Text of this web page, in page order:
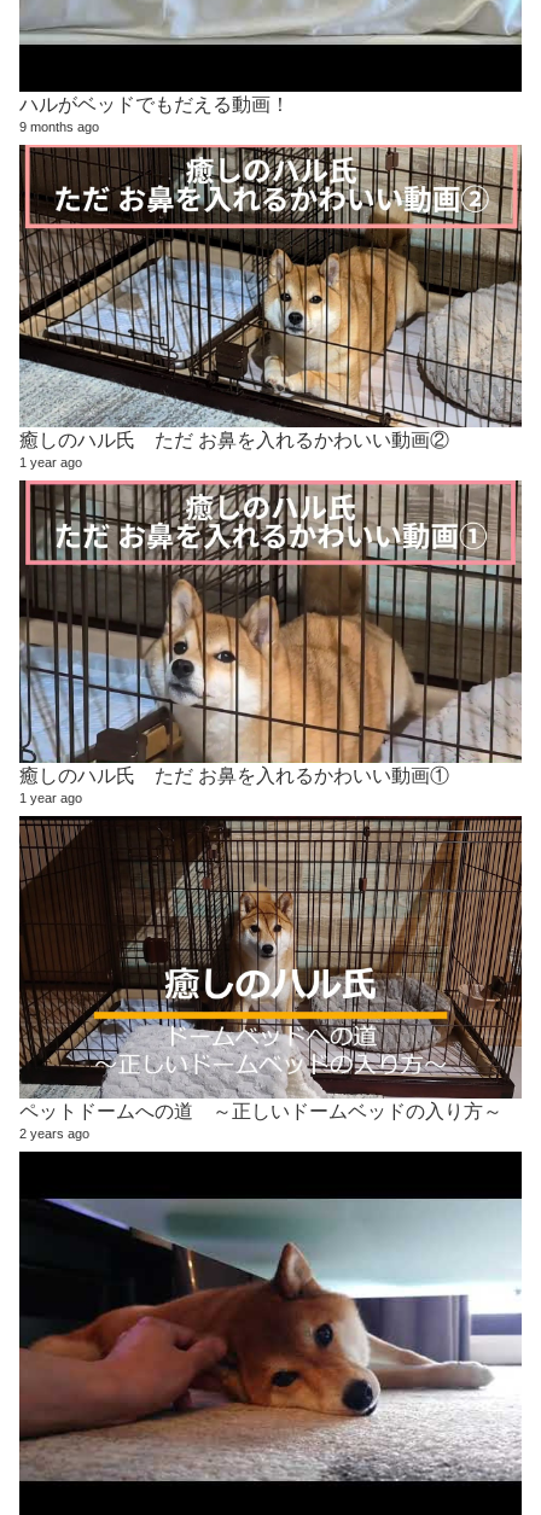
ハルがベッドでもだえる動画！
9 months ago
癒しのハル氏 ただ お鼻を入れるかわいい動画②
1 year ago
癒しのハル氏 ただ お鼻を入れるかわいい動画①
1 year ago
ペットドームへの道 ～正しいドームベッドの入り方～
2 years ago